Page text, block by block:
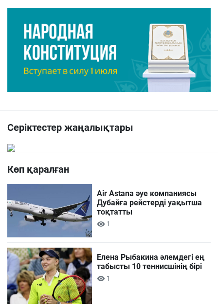
Серіктестер жаңалықтары
Көп қаралған
Air Astana әуе компаниясы
Дубайға рейстерді уақытша
тоқтатты
1
Елена Рыбакина әлемдегі ең
табысты 10 теннисшінің бірі
1